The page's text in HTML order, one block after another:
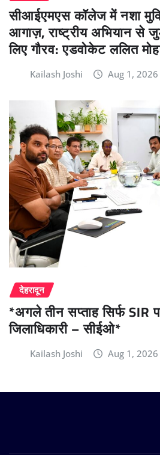
सीआईएमएस कॉलेज में नशा
आगाज़, राष्ट्रीय अभियान से
लिए गौरव: एडवोकेट ललित
Kailash Joshi Aug 1, 2026
देहरादून
*अगले तीन सप्ताह सिर्फ
जिलाधिकारी – सीईओ*
Kailash Joshi Aug 1, 2026